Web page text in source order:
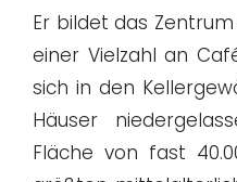
Er bildet das
einer Vielzahl an
sich in den
Häuser
Fläche von fast